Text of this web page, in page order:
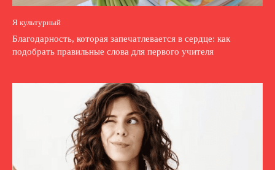
Я культурный
Благодарность, которая запечатлевается в сердце: как
подобрать правильные слова для первого учителя